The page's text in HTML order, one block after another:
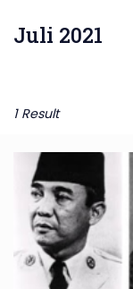
Juli 2021
1 Result